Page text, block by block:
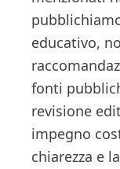
educativo,
fonti
revisione
impegno
chiarezza e